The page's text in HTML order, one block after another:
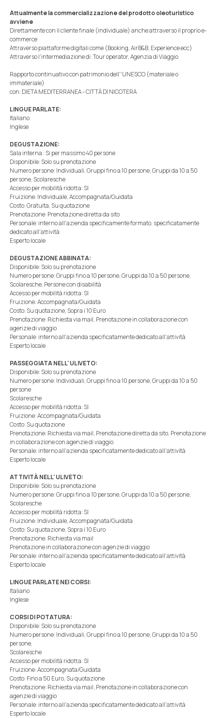
Attualmente la commercializzazione del prodotto oleoturistico
avviene
Direttamente con il cliente finale (individuale) anche attraverso il proprio e-
commerce
Attraverso piattaforme digitali come (Booking, AirB&B, Experience ecc)
Attraverso l'intermediazione di: Tour operator, Agenzia di Viaggio
Rapporto continuativo con patrimonio dell''UNESCO (materiale o
immateriale)
con: DIETA MEDITERRANEA - CITTÀ DI NICOTERA
LINGUE PARLATE:
Italiano
Inglese
DEGUSTAZIONE:
Sala interna : Si per massimo 40 persone
Disponibile: Solo su prenotazione
Numero persone: Individuali, Gruppi fino a 10 persone, Gruppi da 10 a 50
persone, Scolaresche
Accesso per mobilità ridotta: SI
Fruizione: Individuale, Accompagnata/Guidata
Costo: Gratuita, Su quotazione
Prenotazione: Prenotazione diretta da sito
Personale: interno all'azienda specificamente formato, specificatamente
dedicato all'attività
Esperto locale
DEGUSTAZIONE ABBINATA:
Disponibile: Solo su prenotazione
Numero persone: Gruppi fino a 10 persone, Gruppi da 10 a 50 persone,
Scolaresche, Persone con disabilità
Accesso per mobilità ridotta: SI
Fruizione: Accompagnata/Guidata
Costo: Su quotazione, Sopra i 10 Euro
Prenotazione: Richiesta via mail, Prenotazione in collaborazione con
agenzie di viaggio
Personale: interno all'azienda specificatamente dedicato all'attività
Esperto locale
PASSEGGIATA NELL' ULIVETO:
Disponibile: Solo su prenotazione
Numero persone: Individuali, Gruppi fino a 10 persone, Gruppi da 10 a 50
persone
Scolaresche
Accesso per mobilità ridotta: SI
Fruizione: Accompagnata/Guidata
Costo: Su quotazione
Prenotazione: Richiesta via mail, Prenotazione diretta da sito, Prenotazione
in collaborazione con agenzie di viaggio
Personale: interno all'azienda specificatamente dedicato all'attività
Esperto locale
ATTIVITÀ NELL' ULIVETO:
Disponibile: Solo su prenotazione
Numero persone: Gruppi fino a 10 persone, Gruppi da 10 a 50 persone,
Scolaresche
Accesso per mobilità ridotta: SI
Fruizione: Individuale, Accompagnata/Guidata
Costo: Su quotazione, Sopra i 10 Euro
Prenotazione: Richiesta via mail
Prenotazione in collaborazione con agenzie di viaggio
Personale: interno all'azienda specificatamente dedicato all'attività
Esperto locale
LINGUE PARLATE NEI CORSI:
Italiano
Inglese
CORSI DI POTATURA:
Disponibile: Solo su prenotazione
Numero persone: Individuali, Gruppi fino a 10 persone, Gruppi da 10 a 50
persone,
Scolaresche
Accesso per mobilità ridotta: SI
Fruizione: Accompagnata/Guidata
Costo: Fino a 50 Euro, Su quotazione
Prenotazione: Richiesta via mail, Prenotazione in collaborazione con
agenzie di viaggio
Personale: interno all'azienda specificatamente dedicato all'attività
Esperto locale